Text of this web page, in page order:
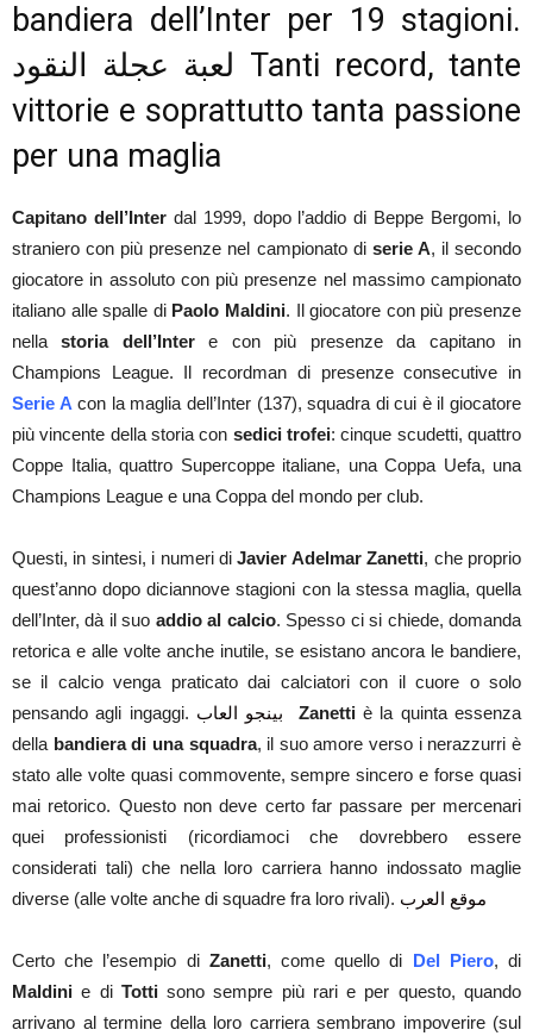
bandiera dell’Inter per 19 stagioni.
لعبة عجلة النقود Tanti record, tante
vittorie e soprattutto tanta passione
per una maglia
Capitano dell’Interdal 1999, dopo l’addio di Beppe Bergomi, lo
straniero con più presenze nel campionato di serie A, il secondo
giocatore in assoluto con più presenze nel massimo campionato
italiano alle spalle di Paolo Maldini. Il giocatore con più presenze
nellastoria dell’Intere con più presenze da capitano in
Champions League. Il recordman di presenze consecutive in
Serie A con la maglia dell’Inter (137), squadra di cui è il giocatore
più vincente della storia con sedici trofei: cinque scudetti, quattro
Coppe Italia, quattro Supercoppe italiane, una Coppa Uefa, una
Champions League e una Coppa del mondo per club.
Questi, in sintesi, i numeri diJavier Adelmar Zanetti, che proprio
quest’anno dopo diciannove stagioni con la stessa maglia, quella
dell’Inter, dà il suo addio al calcio. Spesso ci si chiede, domanda
retorica e alle volte anche inutile, se esistano ancora le bandiere,
se il calcio venga praticato dai calciatori con il cuore o solo
pensando agli ingaggi. بينجو العاب Zanettiè la quinta essenza
della bandiera di una squadra, il suo amore verso i nerazzurri è
stato alle volte quasi commovente, sempre sincero e forse quasi
mai retorico. Questo non deve certo far passare per mercenari
quei professionisti (ricordiamoci che dovrebbero essere
considerati tali) che nella loro carriera hanno indossato maglie
diverse (alle volte anche di squadre fra loro rivali). موقع العرب
Certo che l’esempio di Zanetti, come quello di Del Piero, di
Maldini e di Tottisono sempre più rari e per questo, quando
arrivano al termine della loro carriera sembrano impoverire (sul